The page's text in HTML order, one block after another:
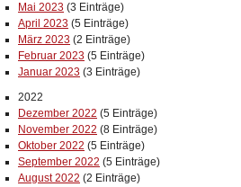
Mai 2023 (3 Einträge)
April 2023 (5 Einträge)
März 2023 (2 Einträge)
Februar 2023 (5 Einträge)
Januar 2023 (3 Einträge)
2022
Dezember 2022 (5 Einträge)
November 2022 (8 Einträge)
Oktober 2022 (5 Einträge)
September 2022 (5 Einträge)
August 2022 (2 Einträge)